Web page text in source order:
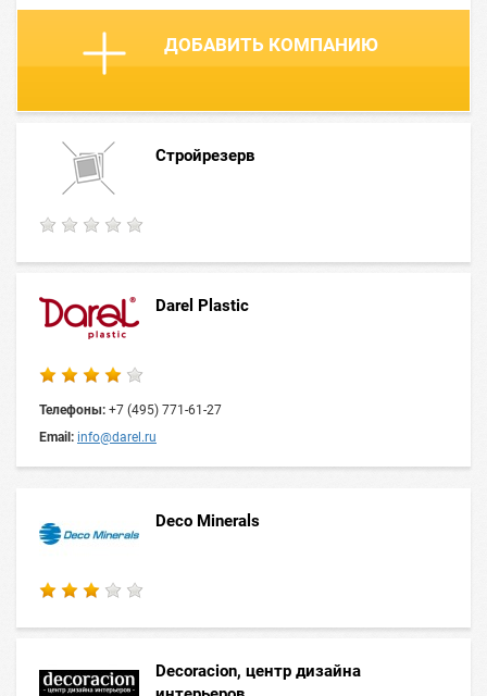
ДОБАВИТЬ КОМПАНИЮ
Cтройрезерв
Darel Plastic
Телефоны: +7 (495) 771-61-27
Email: info@darel.ru
Deco Minerals
Decoracion, центр дизайна